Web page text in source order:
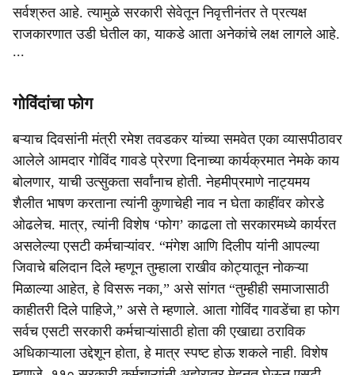
सर्वश्रुत आहे. त्यामुळे सरकारी सेवेतून निवृत्तीनंतर ते प्रत्यक्ष
राजकारणात उडी घेतील का, याकडे आता अनेकांचे लक्ष लागले आहे.
∙∙∙
गोविंदांचा फोग
बऱ्याच दिवसांनी मंत्री रमेश तवडकर यांच्या समवेत एका व्यासपीठावर
आलेले आमदार गोविंद गावडे प्रेरणा दिनाच्या कार्यक्रमात नेमके काय
बोलणार, याची उत्सुकता सर्वांनाच होती. नेहमीप्रमाणे नाट्यमय
शैलीत भाषण करताना त्यांनी कुणाचेही नाव न घेता काहींवर कोरडे
ओढलेच. मात्र, त्यांनी विशेष ‘फोग’ काढला तो सरकारमध्ये कार्यरत
असलेल्या एसटी कर्मचाऱ्यांवर. “मंगेश आणि दिलीप यांनी आपल्या
जिवाचे बलिदान दिले म्हणून तुम्हाला राखीव कोट्यातून नोकऱ्या
मिळाल्या आहेत, हे विसरू नका,” असे सांगत “तुम्हीही समाजासाठी
काहीतरी दिले पाहिजे,” असे ते म्हणाले. आता गोविंद गावडेंचा हा फोग
सर्वच एसटी सरकारी कर्मचाऱ्यांसाठी होता की एखाद्या ठराविक
अधिकाऱ्याला उद्देशून होता, हे मात्र स्पष्ट होऊ शकले नाही. विशेष